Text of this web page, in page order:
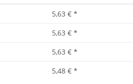
5,63 € *
5,63 € *
5,63 € *
5,48 € *